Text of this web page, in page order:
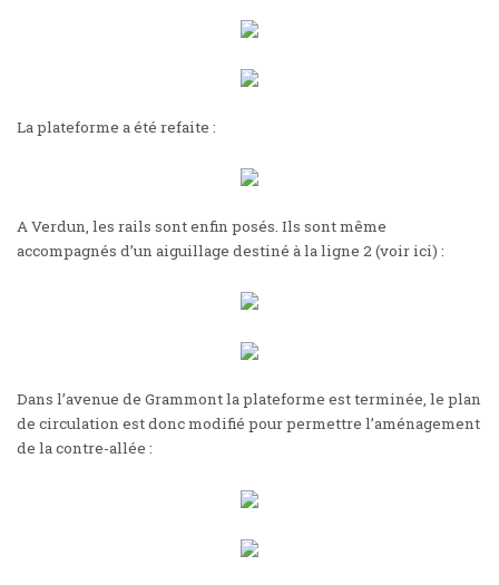
La plateforme a été refaite :
A Verdun, les rails sont enfin posés. Ils sont même
accompagnés d’un aiguillage destiné à la ligne 2 (voirici) :
Dans l’avenue de Grammont la plateforme est terminée, le plan
de circulation est donc modifié pour permettre l’aménagement
de la contre-allée :